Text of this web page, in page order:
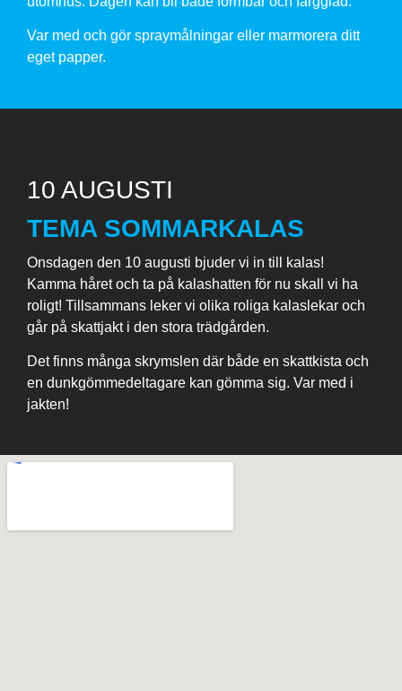
Var med och gör spraymålningar eller marmorera ditt
eget papper.
10 AUGUSTI
TEMA SOMMARKALAS
Onsdagen den 10 augusti bjuder vi in till kalas!
Kamma håret och ta på kalashatten för nu skall vi ha
roligt! Tillsammans leker vi olika roliga kalaslekar och
går på skattjakt i den stora trädgården.
Det finns många skrymslen där både en skattkista och
en dunkgömmedeltagare kan gömma sig. Var med i
jakten!